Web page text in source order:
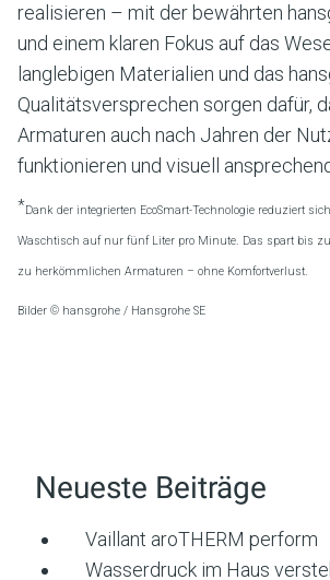
realisieren – mit der bewährten
und einem klaren Fokus auf das
langlebigen Materialien und das
Qualitätsversprechen sorgen dafür,
Armaturen auch nach Jahren der
funktionieren und visuell
*Dank der integrierten EcoSmart-Technologie reduziert
Waschtisch auf nur fünf Liter pro Minute. Das spart bis zu
zu herkömmlichen Armaturen – ohne Komfortverlust.
Bilder © hansgrohe / Hansgrohe SE
Neueste Beiträge
Vaillant aroTHERM perform
Wasserdruck im Haus